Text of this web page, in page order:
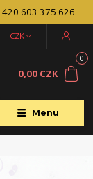
603 375 626
Menu
CZK
0
0,00 CZK